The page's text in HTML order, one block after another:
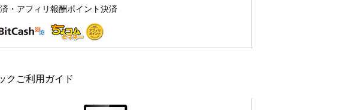
・アフィリ報酬ポイント決済
クご利用ガイド